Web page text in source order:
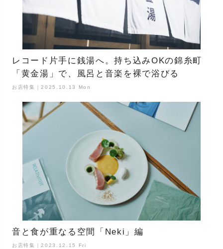
レコード片手に銭湯へ。持ち込みOKの錦糸町
「黄金湯」で、風呂と音楽を裸で浴びる
お店特集｜2025.10.13 Mon
音と食が重なる空間「Neki」編
お店特集｜2023.12.15 Fri